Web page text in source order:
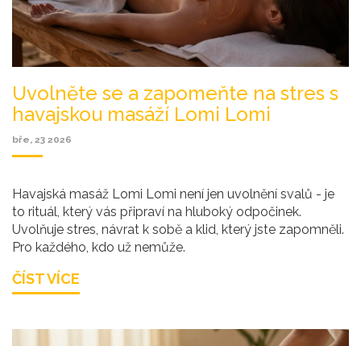
Uvolněte se a zapomeňte na stres s
havajskou masáží Lomi Lomi
bře, 23 2026
Havajská masáž Lomi Lomi není jen uvolnění svalů - je
to rituál, který vás připraví na hluboký odpočinek.
Uvolňuje stres, návrat k sobě a klid, který jste zapomněli.
Pro každého, kdo už nemůže.
ČÍST VÍCE